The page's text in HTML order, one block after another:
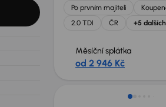
Po prvním majiteli
2.0 TDI
ČR +5 dalších
Měsíční splátka
od 2 946 Kč